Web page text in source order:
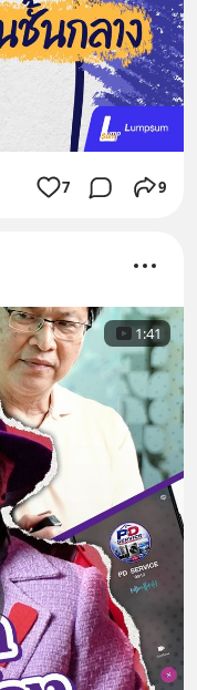
7 9
1:41